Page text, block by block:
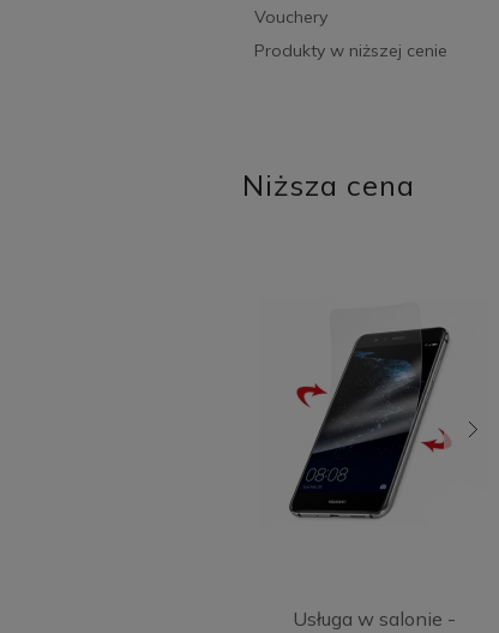
Vouchery
Produkty w niższej cenie
Niższa cena
Usługa w salonie -